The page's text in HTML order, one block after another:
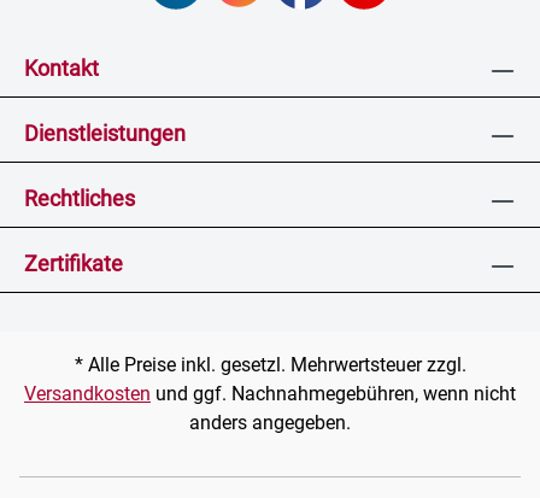
Kontakt
Dienstleistungen
Rechtliches
Zertifikate
* Alle Preise inkl. gesetzl. Mehrwertsteuer zzgl.
Versandkosten und ggf. Nachnahmegebühren, wenn nicht
anders angegeben.